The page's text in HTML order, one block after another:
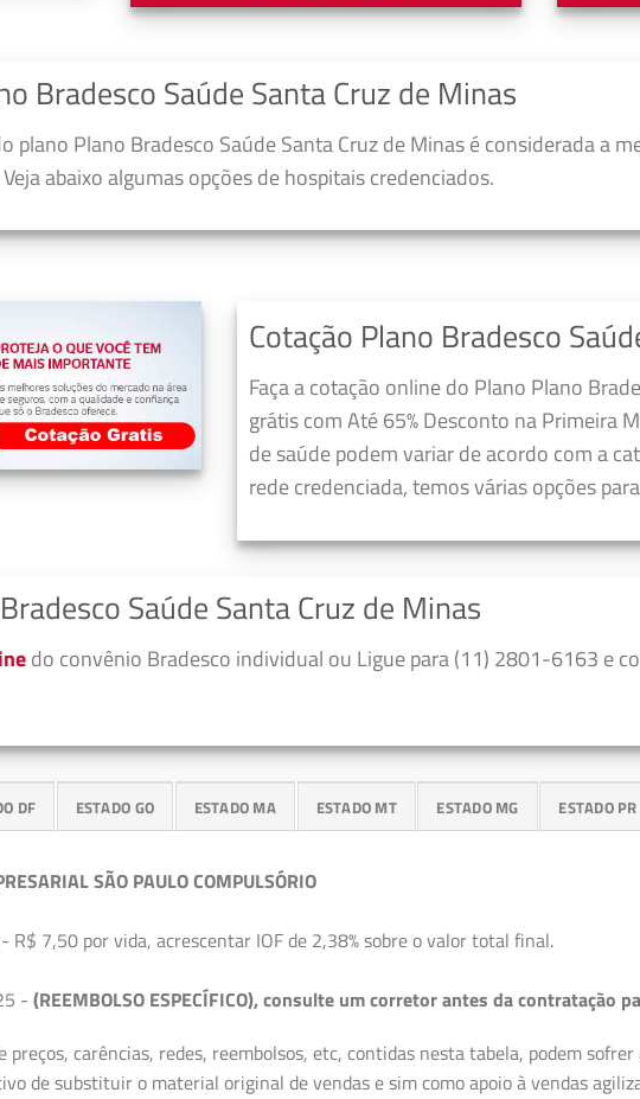
Bradesco Saúde Santa Cruz de Minas
plano Plano Bradesco Saúde Santa Cruz de Minas é considerada a
abaixo algumas opções de hospitais credenciados.
Cotação Plano Bradesco
Faça a cotação online do Plano Plano
grátis com Até 65% Desconto na Primeira
de saúde podem variar de acordo com a
rede credenciada, temos várias opções
Saúde Santa Cruz de Minas
do convênio Bradesco individual ou Ligue para (11) 2801-6163 e
DF ESTADO GO ESTADO MA ESTADO MT ESTADO MG ESTADO PR
SÃO PAULO COMPULSÓRIO
R$ 7,50 por vida, acrescentar IOF de 2,38% sobre o valor total final.
- (REEMBOLSO ESPECÍFICO), consulte um corretor antes da contratação
preços, carências, redes, reembolsos, etc, contidas nesta tabela, podem
de substituir o material original de vendas e sim como apoio à vendas